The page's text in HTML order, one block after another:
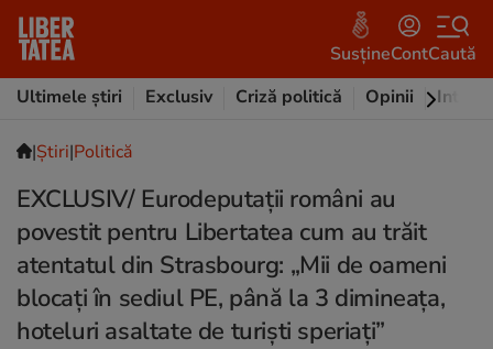
SusțineContCaută
Ultimele știri
Exclusiv Criză politică Opinii
|Ştiri|Politică
EXCLUSIV/ Eurodeputaţii români au
povestit pentru Libertatea cum au trăit
atentatul din Strasbourg: „Mii de oameni
blocaţi în sediul PE, până la 3 dimineaţa,
hoteluri asaltate de turişti speriaţi”